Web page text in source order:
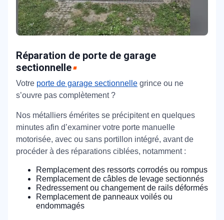
Réparation de porte de garage
sectionnelle
Votre porte de garage sectionnelle grince ou ne
s’ouvre pas complètement ?
Nos métalliers émérites se précipitent en quelques
minutes afin d’examiner votre porte manuelle
motorisée, avec ou sans portillon intégré, avant de
procéder à des réparations ciblées, notamment :
Remplacement des ressorts corrodés ou rompus
Remplacement de câbles de levage sectionnés
Redressement ou changement de rails déformés
Remplacement de panneaux voilés ou
endommagés